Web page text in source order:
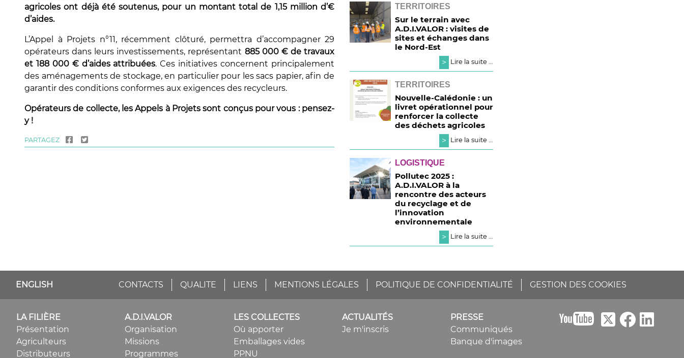
agricoles ont déjà été soutenus, pour un montant total de 1,15 million d’€
d’aides.
L’Appel à Projets n°11, récemment clôturé, permettra d’accompagner 29
opérateurs dans leurs investissements, représentant 885 000 € de travaux
et 188 000 € d’aides attribuées. Ces initiatives concernent principalement
des aménagements de stockage, en particulier pour les sacs papier, afin de
garantir des conditions conformes aux exigences des recycleurs.
Opérateurs de collecte, les Appels à Projets sont conçus pour vous : pensez-
y !
PARTAGEZ
TERRITOIRES
Sur le terrain avec
A.D.I.VALOR : visites de
sites et échanges dans
le Nord-Est
>
Lire la suite ...
TERRITOIRES
Nouvelle-Calédonie : un
livret opérationnel pour
renforcer la collecte
des déchets agricoles
>
Lire la suite ...
LOGISTIQUE
Pollutec 2025 :
A.D.I.VALOR à la
rencontre des acteurs
du recyclage et de
l’innovation
environnementale
>
Lire la suite ...
ENGLISH CONTACTS QUALITE LIENS MENTIONS LÉGALES POLITIQUE DE CONFIDENTIALITÉ GESTION DES COOKIES
LA FILIÈRE
Présentation
Agriculteurs
Distributeurs
A.D.I.VALOR
Organisation
Missions
Programmes
LES COLLECTES
Où apporter
Emballages vides
PPNU
ACTUALITÉS
Je m'inscris
PRESSE
Communiqués
Banque d'images
B